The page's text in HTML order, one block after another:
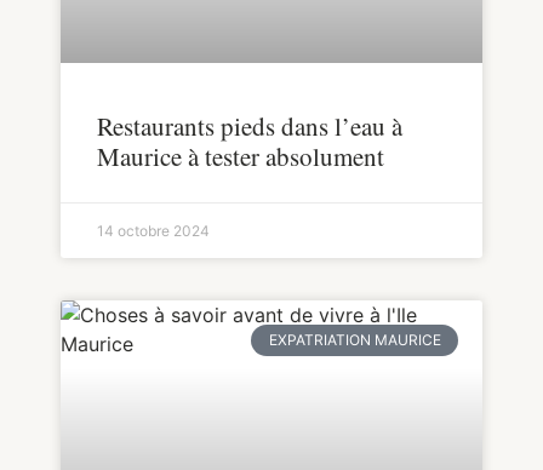
Restaurants pieds dans l’eau à
Maurice à tester absolument
14 octobre 2024
EXPATRIATION MAURICE